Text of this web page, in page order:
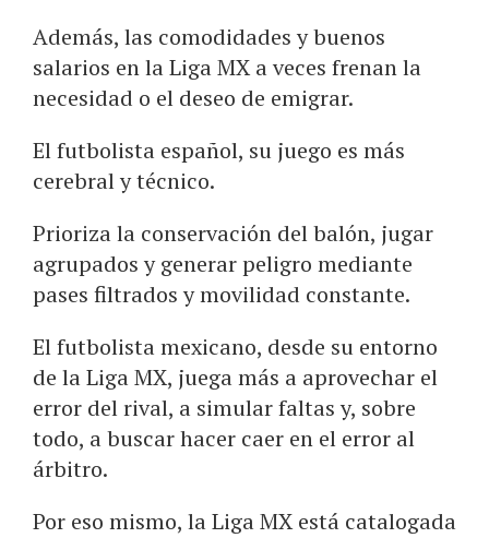
Además, las comodidades y buenos
salarios en la Liga MX a veces frenan la
necesidad o el deseo de emigrar.
El futbolista español, su juego es más
cerebral y técnico.
Prioriza la conservación del balón, jugar
agrupados y generar peligro mediante
pases filtrados y movilidad constante.
El futbolista mexicano, desde su entorno
de la Liga MX, juega más a aprovechar el
error del rival, a simular faltas y, sobre
todo, a buscar hacer caer en el error al
árbitro.
Por eso mismo, la Liga MX está catalogada